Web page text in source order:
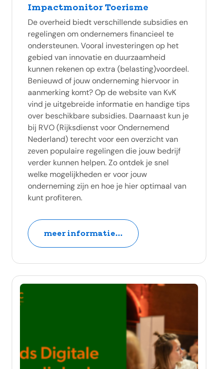
Impactmonitor Toerisme
De overheid biedt verschillende subsidies en
regelingen om ondernemers financieel te
ondersteunen. Vooral investeringen op het
gebied van innovatie en duurzaamheid
kunnen rekenen op extra (belasting)voordeel.
Benieuwd of jouw onderneming hiervoor in
aanmerking komt? Op de website van KvK
vind je uitgebreide informatie en handige tips
over beschikbare subsidies. Daarnaast kun je
bij RVO (Rijksdienst voor Ondernemend
Nederland) terecht voor een overzicht van
zeven populaire regelingen die jouw bedrijf
verder kunnen helpen. Zo ontdek je snel
welke mogelijkheden er voor jouw
onderneming zijn en hoe je hier optimaal van
kunt profiteren.
meer informatie...